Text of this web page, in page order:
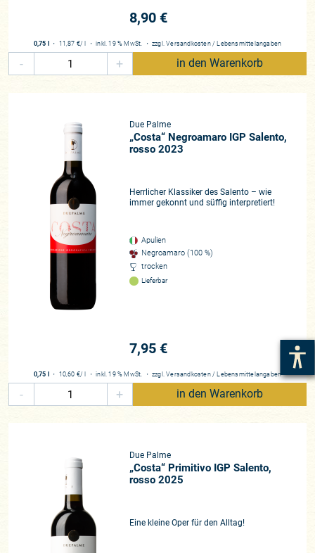
8,90 €
0,75 l ・ 11,87 €/ l ・inkl. 19 % MwSt. ・ zzgl.Versandkosten / Lebensmittelangaben
- + in den Warenkorb
Due Palme
„Costa“ Negroamaro IGP Salento,
rosso 2023
Herrlicher Klassiker des Salento – wie
immer gekonnt und süffig interpretiert!
Apulien
Negroamaro (100 %)
trocken
Lieferbar
7,95 €
0,75 l ・ 10,60 €/ l ・inkl. 19 % MwSt. ・ zzgl.Versandkosten / Lebensmittelangaben
- + in den Warenkorb
Due Palme
„Costa“ Primitivo IGP Salento,
rosso 2025
Eine kleine Oper für den Alltag!